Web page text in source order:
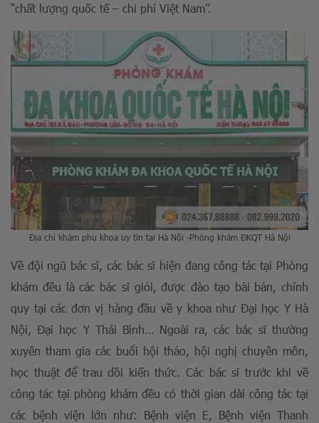
“chất lượng quốc tế – chi phí Việt Nam”.
Địa chỉ khám phụ khoa uy tín tại Hà Nội -Phòng khám ĐKQT Hà Nội
Về đội ngũ bác sĩ, các bác sĩ hiện đang công tác tại Phòng
khám đều là các bác sĩ giỏi, được đào tạo bài bản, chính
quy tại các đơn vị hàng đầu về y khoa như Đại học Y Hà
Nội, Đại học Y Thái Bình… Ngoài ra, các bác sĩ thường
xuyên tham gia các buổi hội thảo, hội nghị chuyên môn,
học thuật để trau dồi kiến thức. Các bác sĩ trước khi về
công tác tại phòng khám đều có thời gian dài công tác tại
các bệnh viện lớn như: Bệnh viện E, Bệnh viện Thanh